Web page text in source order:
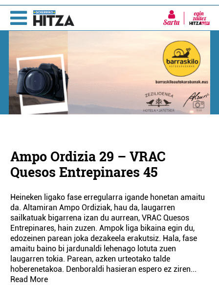
Sartu
Ampo Ordizia 29 – VRAC
Quesos Entrepinares 45
Heineken ligako fase erregularra igande honetan amaitu
da. Altamiran Ampo Ordiziak, hau da, laugarren
sailkatuak bigarrena izan du aurrean, VRAC Quesos
Entrepinares, hain zuzen. Ampok liga bikaina egin du,
edozeinen parean joka dezakeela erakutsiz. Hala, fase
amaitu baino bi jardunaldi lehenago lotuta zuen
laugarren tokia. Parean, azken urteotako talde
hoberenetakoa. Denboraldi hasieran espero ez ziren...
Read More